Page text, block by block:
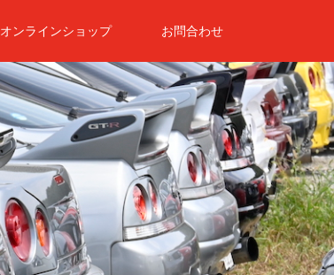
オンラインショップ お問合わせ